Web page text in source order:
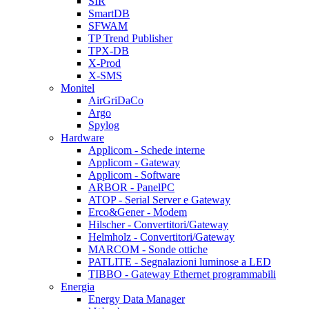
SmartDB
SFWAM
TP Trend Publisher
TPX-DB
X-Prod
X-SMS
Monitel
AirGriDaCo
Argo
Spylog
Hardware
Applicom - Schede interne
Applicom - Gateway
Applicom - Software
ARBOR - PanelPC
ATOP - Serial Server e Gateway
Erco&Gener - Modem
Hilscher - Convertitori/Gateway
Helmholz - Convertitori/Gateway
MARCOM - Sonde ottiche
PATLITE - Segnalazioni luminose a LED
TIBBO - Gateway Ethernet programmabili
Energia
Energy Data Manager